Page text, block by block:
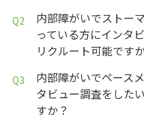
内部障がいでストー
っている方にインタ
リクルート可能です
内部障がいでペース
タビュー調査をした
すか？